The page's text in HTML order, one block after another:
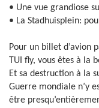
• Une vue grandiose
• La Stadhuisplein:
Pour un billet d’avion
TUI fly, vous êtes à la
Et sa destruction à la
Guerre mondiale n’y
être